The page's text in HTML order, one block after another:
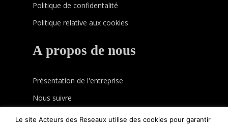
Politique de confidentalité
Politique relative aux cookies
A propos de nous
Présentation de l'entreprise
Nous suivre
Facebook
Instagram
Twitter
Le site Acteurs des Reseaux utilise des cookies pour garantir